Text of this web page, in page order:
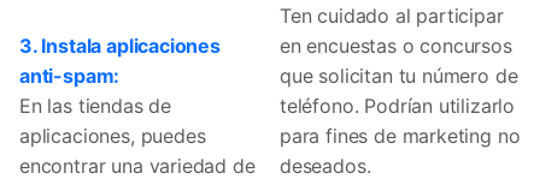
3. Instala aplicaciones
anti-spam:
En las tiendas de
aplicaciones, puedes
encontrar una variedad de
Ten cuidado al participar
en encuestas o concursos
que solicitan tu número de
teléfono. Podrían utilizarlo
para fines de marketing no
deseados.